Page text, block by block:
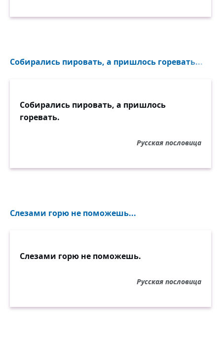
Собирались пировать, а пришлось горевать...
Собирались пировать, а пришлось
горевать.
Русская пословица
Слезами горю не поможешь...
Слезами горю не поможешь.
Русская пословица